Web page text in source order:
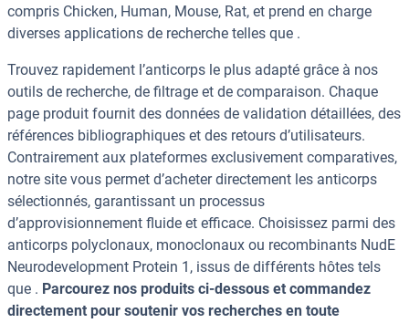
compris Chicken, Human, Mouse, Rat, et prend en charge
diverses applications de recherche telles que .
Trouvez rapidement l’anticorps le plus adapté grâce à nos
outils de recherche, de filtrage et de comparaison. Chaque
page produit fournit des données de validation détaillées, des
références bibliographiques et des retours d’utilisateurs.
Contrairement aux plateformes exclusivement comparatives,
notre site vous permet d’acheter directement les anticorps
sélectionnés, garantissant un processus
d’approvisionnement fluide et efficace. Choisissez parmi des
anticorps polyclonaux, monoclonaux ou recombinants NudE
Neurodevelopment Protein 1, issus de différents hôtes tels
que . Parcourez nos produits ci-dessous et commandez
directement pour soutenir vos recherches en toute